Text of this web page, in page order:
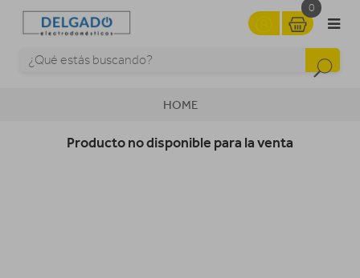
0
HOME
Producto no disponible para la venta